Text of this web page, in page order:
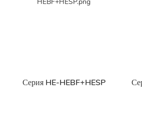
Серия HE-HEBF+HESP